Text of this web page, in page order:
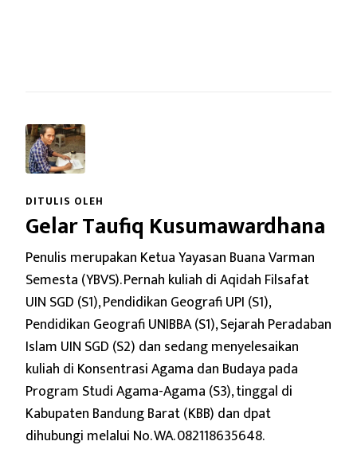
DITULIS OLEH
Gelar Taufiq Kusumawardhana
Penulis merupakan Ketua Yayasan Buana Varman
Semesta (YBVS). Pernah kuliah di Aqidah Filsafat
UIN SGD (S1), Pendidikan Geografi UPI (S1),
Pendidikan Geografi UNIBBA (S1), Sejarah Peradaban
Islam UIN SGD (S2) dan sedang menyelesaikan
kuliah di Konsentrasi Agama dan Budaya pada
Program Studi Agama-Agama (S3), tinggal di
Kabupaten Bandung Barat (KBB) dan dpat
dihubungi melalui No. WA. 082118635648.